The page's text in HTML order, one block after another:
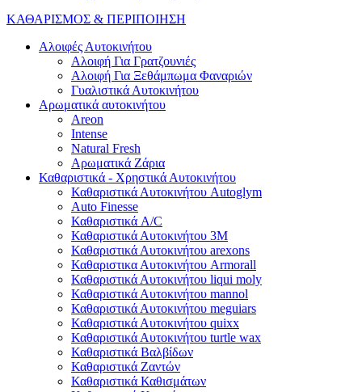
ΚΑΘΑΡΙΣΜΟΣ & ΠΕΡΙΠΟΙΗΣΗ
Αλοιφές Αυτοκινήτου
Αλοιφή Για Γρατζουνιές
Αλοιφή Για Ξεθάμπωμα Φαναριών
Γυαλιστικά Αυτοκινήτου
Αρωματικά αυτοκινήτου
Areon
Intense
Natural Fresh
Αρωματικά Ζάρια
Καθαριστικά - Χρηστικά Αυτοκινήτου
Καθαριστικά Αυτοκινήτου Autoglym
Auto Finesse
Καθαριστικά A/C
Καθαριστικά Αυτοκινήτου 3Μ
Καθαριστικά Αυτοκινήτου arexons
Καθαριστικα Αυτοκινήτου Armorall
Καθαριστικά Αυτοκινήτου liqui moly
Καθαριστικά Αυτοκινήτου mannol
Καθαριστικά Αυτοκινήτου meguiars
Καθαριστικά Αυτοκινήτου quixx
Καθαριστικά Αυτοκινήτου turtle wax
Καθαριστικά Βαλβίδων
Καθαριστικά Ζαντών
Καθαριστικά Καθισμάτων